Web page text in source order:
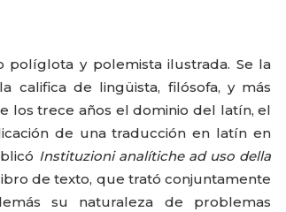
políglota y polemista ilustrada. Se la
califica de lingüista, filósofa, y más
los trece años el dominio del latín, el
de una traducción en latín en
Instituzioni analítiche ad uso della
de texto, que trató conjuntamente
su naturaleza de problemas